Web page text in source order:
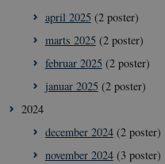
april 2025 (2 poster)
marts 2025 (2 poster)
februar 2025 (2 poster)
januar 2025 (2 poster)
2024
december 2024(2 poster)
november 2024(3 poster)